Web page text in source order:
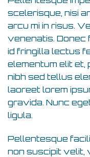
scelerisque, nisi
arcu mi in risus.
venenatis. Donec
id fringilla lectus
elementum elit et,
nibh sed tellus
laoreet lorem
gravida. Nunc
ligula.
Pellentesque
non suscipit velit,